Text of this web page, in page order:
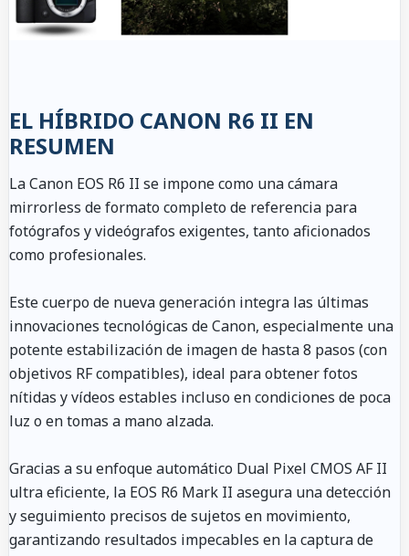
EL HÍBRIDO CANON R6 II EN
RESUMEN
La Canon EOS R6 II se impone como una cámara
mirrorless de formato completo de referencia para
fotógrafos y videógrafos exigentes, tanto aficionados
como profesionales.
Este cuerpo de nueva generación integra las últimas
innovaciones tecnológicas de Canon, especialmente una
potente estabilización de imagen de hasta 8 pasos (con
objetivos RF compatibles), ideal para obtener fotos
nítidas y vídeos estables incluso en condiciones de poca
luz o en tomas a mano alzada.
Gracias a su enfoque automático Dual Pixel CMOS AF II
ultra eficiente, la EOS R6 Mark II asegura una detección
y seguimiento precisos de sujetos en movimiento,
garantizando resultados impecables en la captura de